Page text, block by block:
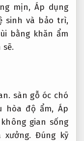
mịn, Áp dụng
sinh và bảo trì,
bằng khăn ẩm
sàn gỗ óc chó
hòa độ ẩm, Áp
gian sống
xưởng. Đúng kỹ